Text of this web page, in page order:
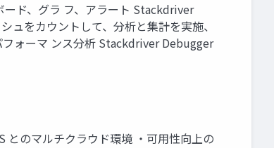
ド、グラ フ、アラート Stackdriver
をカウントして、分析と集計を実施、
ォーマ ンス分析 Stackdriver Debugger
のマルチクラウド環境 ・可用性向上の